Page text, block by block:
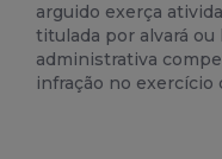
arguido exerça
titulada por alvará
administrativa
infração no exercício